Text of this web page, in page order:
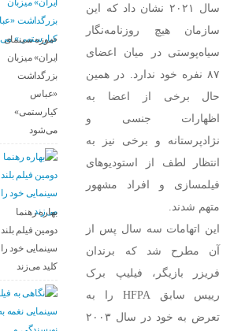
سال ۲۰۲۱ نشان داد که این
سازمان هیچ روزنامه‌نگار
سیاه‌پوستی در میان اعضای
۸۷ نفره خود ندارد. در همین
حال برخی از اعضا به
اظهارات جنسی و
نژادپرستانه و برخی نیز به
انتظار لطف از استودیوهای
فیلمسازی و افراد مشهور
متهم شدند.
این اتهامات سه سال پس از
آن مطرح شد که برندان
فریزر بازیگر، فیلیپ برک
رییس سابق HFPA را به
تعرض به خود در سال ۲۰۰۳
«موزه سینمای
ایران» میزبان
بزرگداشت
«عباس
کیارستمی»
می‌شود
بهاره رهنما
دومین فیلم بلند
سینمایی خود را
کلید می‌زند